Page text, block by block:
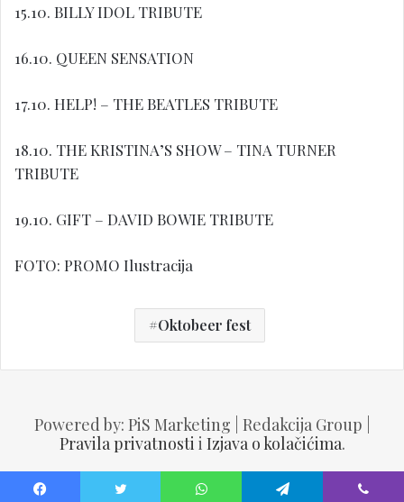
15.10. BILLY IDOL TRIBUTE
16.10. QUEEN SENSATION
17.10. HELP! – THE BEATLES TRIBUTE
18.10. THE KRISTINA’S SHOW – TINA TURNER
TRIBUTE
19.10. GIFT – DAVID BOWIE TRIBUTE
FOTO: PROMO Ilustracija
Oktobeer fest
Powered by: PiS Marketing | Redakcija Group |
Pravila privatnosti i Izjava o kolačićima.